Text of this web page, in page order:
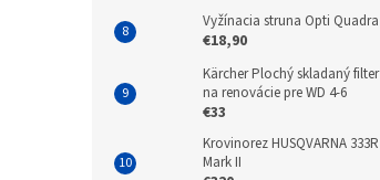
Vyžínacia struna Opti Quadra
€18,90
Kärcher Plochý skladaný filter
na renovácie pre WD 4-6
€33
Krovinorez HUSQVARNA 333R
Mark II